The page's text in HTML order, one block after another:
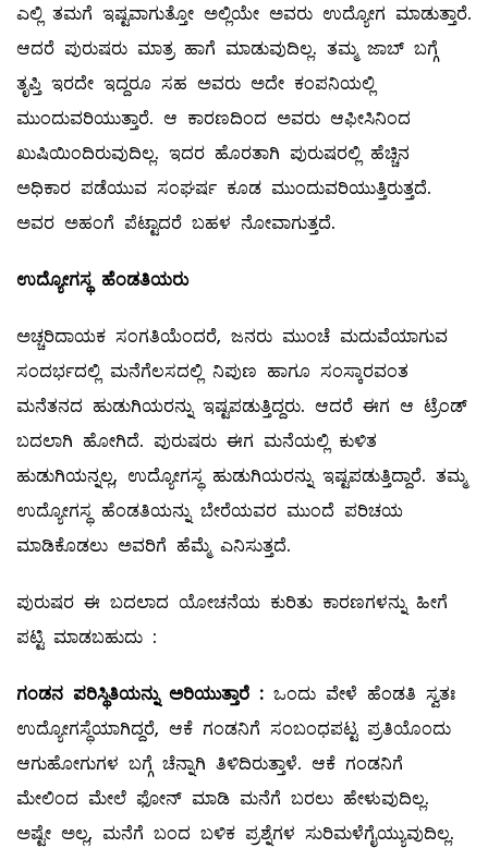
ಎಲ್ಲಿ ತಮಗೆ ಇಷ್ಟವಾಗುತ್ತೋ ಅಲ್ಲಿಯೇ ಅವರು ಉದ್ಯೋಗ ಮಾಡುತ್ತಾರೆ.
ಆದರೆ ಪುರುಷರು ಮಾತ್ರ ಹಾಗೆ ಮಾಡುವುದಿಲ್ಲ. ತಮ್ಮ ಜಾಬ್‌ ಬಗ್ಗೆ
ತೃಪ್ತಿ ಇರದೇ ಇದ್ದರೂ ಸಹ ಅವರು ಅದೇ ಕಂಪನಿಯಲ್ಲಿ
ಮುಂದುವರಿಯುತ್ತಾರೆ. ಆ ಕಾರಣದಿಂದ ಅವರು ಆಫೀಸಿನಿಂದ
ಖುಷಿಯಿಂದಿರುವುದಿಲ್ಲ. ಇದರ ಹೊರತಾಗಿ ಪುರುಷರಲ್ಲಿ ಹೆಚ್ಚಿನ
ಅಧಿಕಾರ ಪಡೆಯುವ ಸಂಘರ್ಷ ಕೂಡ ಮುಂದುವರಿಯುತ್ತಿರುತ್ತದೆ.
ಅವರ ಅಹಂಗೆ ಪೆಟ್ಟಾದರೆ ಬಹಳ ನೋವಾಗುತ್ತದೆ.
ಉದ್ಯೋಗಸ್ಥ ಹೆಂಡತಿಯರು
ಅಚ್ಚರಿದಾಯಕ ಸಂಗತಿಯೆಂದರೆ, ಜನರು ಮುಂಚೆ ಮದುವೆಯಾಗುವ
ಸಂದರ್ಭದಲ್ಲಿ ಮನೆಗೆಲಸದಲ್ಲಿ ನಿಪುಣ ಹಾಗೂ ಸಂಸ್ಕಾರವಂತ
ಮನೆತನದ ಹುಡುಗಿಯರನ್ನು ಇಷ್ಟಪಡುತ್ತಿದ್ದರು. ಆದರೆ ಈಗ ಆ ಟ್ರೆಂಡ್‌
ಬದಲಾಗಿ ಹೋಗಿದೆ. ಪುರುಷರು ಈಗ ಮನೆಯಲ್ಲಿ ಕುಳಿತ
ಹುಡುಗಿಯನ್ನಲ್ಲ, ಉದ್ಯೋಗಸ್ಥ ಹುಡುಗಿಯರನ್ನು ಇಷ್ಟಪಡುತ್ತಿದ್ದಾರೆ. ತಮ್ಮ
ಉದ್ಯೋಗಸ್ಥ ಹೆಂಡತಿಯನ್ನು ಬೇರೆಯವರ ಮುಂದೆ ಪರಿಚಯ
ಮಾಡಿಕೊಡಲು ಅವರಿಗೆ ಹೆಮ್ಮೆ ಎನಿಸುತ್ತದೆ.
ಪುರುಷರ ಈ ಬದಲಾದ ಯೋಚನೆಯ ಕುರಿತು ಕಾರಣಗಳನ್ನು ಹೀಗೆ
ಪಟ್ಟಿ ಮಾಡಬಹುದು :
ಗಂಡನ ಪರಿಸ್ಥಿತಿಯನ್ನು ಅರಿಯುತ್ತಾರೆ : ಒಂದು ವೇಳೆ ಹೆಂಡತಿ ಸ್ವತಃ
ಉದ್ಯೋಗಸ್ಥೆಯಾಗಿದ್ದರೆ, ಆಕೆ ಗಂಡನಿಗೆ ಸಂಬಂಧಪಟ್ಟ ಪ್ರತಿಯೊಂದು
ಆಗುಹೋಗುಗಳ ಬಗ್ಗೆ ಚೆನ್ನಾಗಿ ತಿಳಿದಿರುತ್ತಾಳೆ. ಆಕೆ ಗಂಡನಿಗೆ
ಮೇಲಿಂದ ಮೇಲೆ ಫೋನ್‌ ಮಾಡಿ ಮನೆಗೆ ಬರಲು ಹೇಳುವುದಿಲ್ಲ.
ಅಷ್ಟೇ ಅಲ್ಲ, ಮನೆಗೆ ಬಂದ ಬಳಿಕ ಪ್ರಶ್ನೆಗಳ ಸುರಿಮಳೆಗೈಯ್ಯುವುದಿಲ್ಲ.